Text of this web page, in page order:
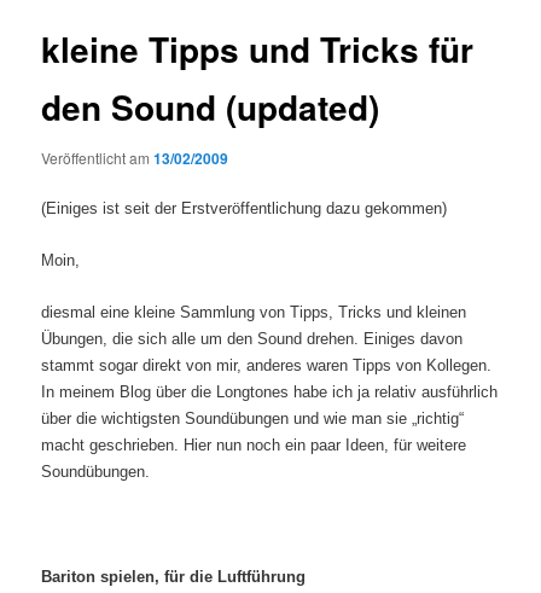
kleine Tipps und Tricks für
den Sound (updated)
Veröffentlicht am13/02/2009
(Einiges ist seit der Erstveröffentlichung dazu gekommen)
Moin,
diesmal eine kleine Sammlung von Tipps, Tricks und kleinen
Übungen, die sich alle um den Sound drehen. Einiges davon
stammt sogar direkt von mir, anderes waren Tipps von Kollegen.
In meinem Blog über die Longtones habe ich ja relativ ausführlich
über die wichtigsten Soundübungen und wie man sie „richtig“
macht geschrieben. Hier nun noch ein paar Ideen, für weitere
Soundübungen.
Bariton spielen, für die Luftführung